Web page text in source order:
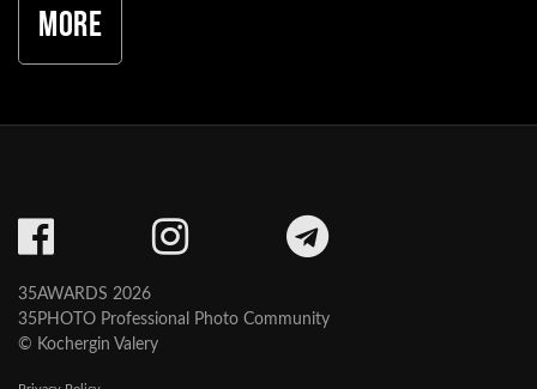
More
35AWARDS 2026
35PHOTO Professional Photo Community
© Kochergin Valery